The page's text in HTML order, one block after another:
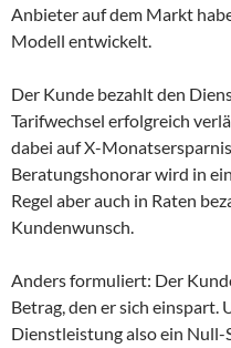
Anbieter auf dem Markt
Modell entwickelt.
Der Kunde bezahlt den
Tarifwechsel erfolgreich
dabei auf X-
Beratungshonorar wird in
Regel aber auch in Raten
Kundenwunsch.
Anders formuliert: Der
Betrag, den er sich einspart.
Dienstleistung also ein Null-